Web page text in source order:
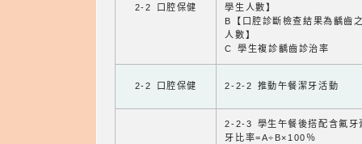
2-2 口腔保健
學生人數】
B【口腔診斷檢查結果為齲齒
人數】
C 學生複診齲齒診治率
2-2 口腔保健 2-2-2 推動午餐潔牙活動
2-2-3 學生午餐後搭配含氟牙
牙比率=A÷B×100％